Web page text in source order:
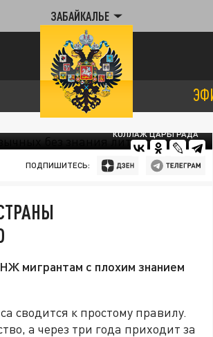
ЗАБАЙКАЛЬЕ
КОЛЛАЖ ЦАРЬГРАДА
ПОДПИШИТЕСЬ:
мигрантам с плохим знанием
сводится к простому правилу.
а через три года приходит за